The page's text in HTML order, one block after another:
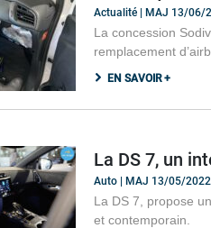
Actualité | MAJ 13/06/
La concession
remplacement
EN SAVOIR +
La DS 7, un
Auto | MAJ 13/05/2022
La DS 7, propose
et contemporain.